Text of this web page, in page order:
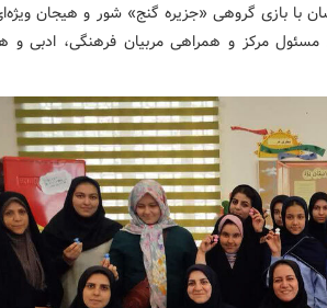
بازی گروهی «جزیره گنج» شور و هیجان
مسئول مرکز و همراهی مربیان فرهنگی، ادبی و